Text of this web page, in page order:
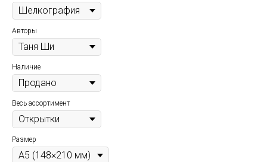
Авторы
Наличие
Весь ассортимент
Размер